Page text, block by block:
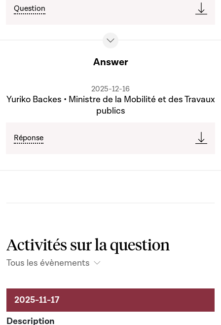
Question
Answer
2025-12-16
Yuriko Backes • Ministre de la Mobilité et des Travaux
publics
Réponse
Activités sur la question
Tous les évènements
Activités sur le dossier